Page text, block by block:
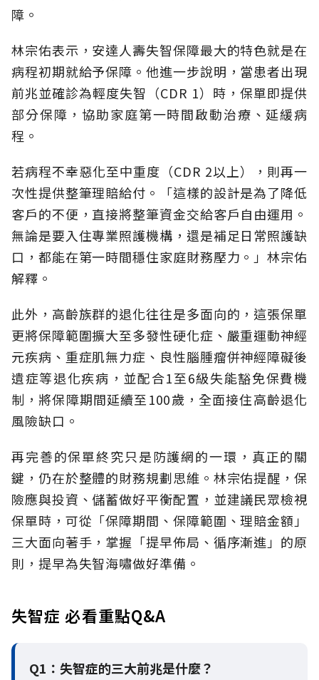
障。
林宗佑表示，安達人壽失智保障最大的特色就是在
病程初期就給予保障。他進一步說明，當患者出現
前兆並確診為輕度失智（CDR 1）時，保單即提供
部分保障，協助家庭第一時間啟動治療、延緩病
程。
若病程不幸惡化至中重度（CDR 2以上），則再一
次性提供整筆理賠給付。「這樣的設計是為了降低
客戶的不便，直接將整筆資金交給客戶自由運用。
無論是要入住專業照護機構，還是補足日常照護缺
口，都能在第一時間穩住家庭財務壓力。」林宗佑
解釋。
此外，高齡族群的退化往往是多面向的，這張保單
更將保障範圍擴大至多發性硬化症、嚴重運動神經
元疾病、重症肌無力症、良性腦腫瘤併神經障礙後
遺症等退化疾病，並配合1至6級失能豁免保費機
制，將保障期間延續至100歲，全面接住高齡退化
風險缺口。
再完善的保單終究只是防護網的一環，真正的關
鍵，仍在於整體的財務規劃思維。 林宗佑提醒，保
險應與投資、儲蓄做好平衡配置，並建議民眾檢視
保單時，可從「保障期間、保障範圍、理賠金額」
三大面向著手，掌握「提早佈局、循序漸進」的原
則，提早為失智海嘯做好準備。
失智症 必看重點Q&A
Q1：失智症的三大前兆是什麼？